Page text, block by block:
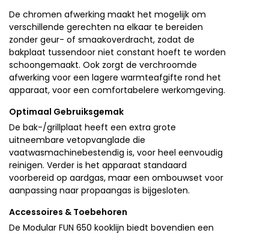
De chromen afwerking maakt het mogelijk om
verschillende gerechten na elkaar te bereiden
zonder geur- of smaakoverdracht, zodat de
bakplaat tussendoor niet constant hoeft te worden
schoongemaakt. Ook zorgt de verchroomde
afwerking voor een lagere warmteafgifte rond het
apparaat, voor een comfortabelere werkomgeving.
Optimaal Gebruiksgemak
De bak-/grillplaat heeft een extra grote
uitneembare vetopvanglade die
vaatwasmachinebestendig is, voor heel eenvoudig
reinigen. Verder is het apparaat standaard
voorbereid op aardgas, maar een ombouwset voor
aanpassing naar propaangas is bijgesloten.
Accessoires & Toebehoren
De Modular FUN 650 kooklijn biedt bovendien een